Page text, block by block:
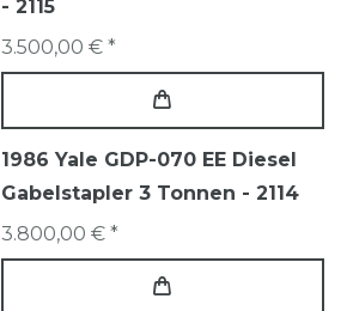
- 2115
3.500,00 € *
1986 Yale GDP-070 EE Diesel
Gabelstapler 3 Tonnen - 2114
3.800,00 € *